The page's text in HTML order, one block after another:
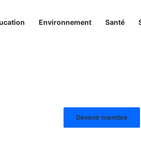
Environnement Santé
Devenir membre